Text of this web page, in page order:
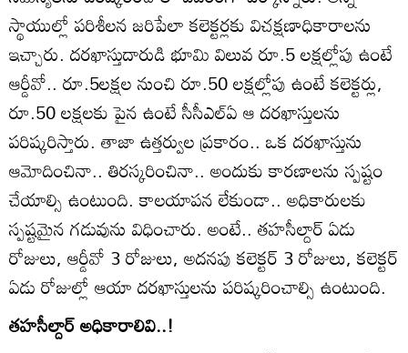
స్థాయుల్లో పరిశీలన జరిపేలా కలెక్టర్లకు విచక్షణాధికారాలను
ఇచ్చారు. దరఖాస్తుదారుడి భూమి విలువ రూ.5 లక్షల్లోపు ఉంటే
ఆర్డీవో.. రూ.5లక్షల నుంచి రూ.50 లక్షల్లోపు ఉంటే కలెక్టర్లు,
రూ.50 లక్షలకు పైన ఉంటే సీసీఎల్‌ఏ ఆ దరఖాస్తులను
పరిష్కరిస్తారు. తాజా ఉత్తర్వుల ప్రకారం.. ఒక దరఖాస్తును
ఆమోదించినా.. తిరస్కరించినా.. అందుకు కారణాలను స్పష్టం
చేయాల్సి ఉంటుంది. కాలయాపన లేకుండా.. అధికారులకు
స్పష్టమైన గడువును విధించారు. అంటే.. తహసీల్దార్‌ ఏడు
రోజులు, ఆర్డీవో 3 రోజులు, అదనపు కలెక్టర్‌ 3 రోజులు, కలెక్టర్‌
ఏడు రోజుల్లో ఆయా దరఖాస్తులను పరిష్కరించాల్సి ఉంటుంది.
తహసీల్దార్‌ అధికారాలివి..!